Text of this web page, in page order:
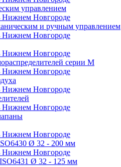
управлением
и ручным управлением
серии M
Ø 32 - 200 мм
Ø 32 - 125 мм